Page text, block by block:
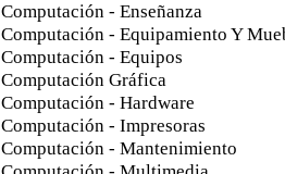
Computación - Enseñanza
Computación - Equipamiento Y
Computación - Equipos
Computación Gráfica
Computación - Hardware
Computación - Impresoras
Computación - Mantenimiento